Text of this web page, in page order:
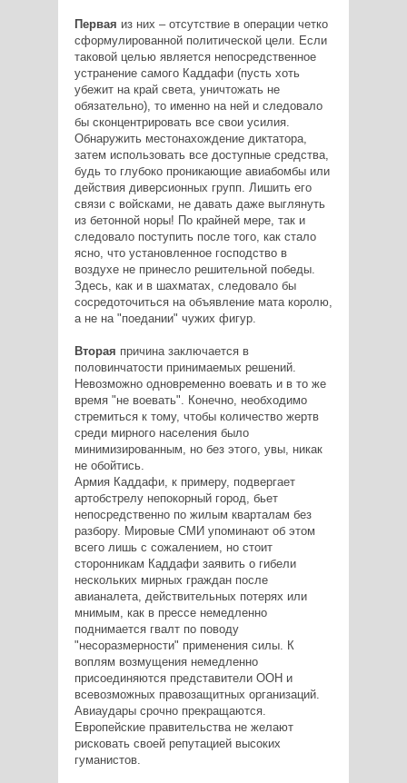
Первая из них – отсутствие в операции четко
сформулированной политической цели. Если
таковой целью является непосредственное
устранение самого Каддафи (пусть хоть
убежит на край света, уничтожать не
обязательно), то именно на ней и следовало
бы сконцентрировать все свои усилия.
Обнаружить местонахождение диктатора,
затем использовать все доступные средства,
будь то глубоко проникающие авиабомбы или
действия диверсионных групп. Лишить его
связи с войсками, не давать даже выглянуть
из бетонной норы! По крайней мере, так и
следовало поступить после того, как стало
ясно, что установленное господство в
воздухе не принесло решительной победы.
Здесь, как и в шахматах, следовало бы
сосредоточиться на объявление мата королю,
а не на "поедании" чужих фигур.
Вторая причина заключается в
половинчатости принимаемых решений.
Невозможно одновременно воевать и в то же
время "не воевать". Конечно, необходимо
стремиться к тому, чтобы количество жертв
среди мирного населения было
минимизированным, но без этого, увы, никак
не обойтись.
Армия Каддафи, к примеру, подвергает
артобстрелу непокорный город, бьет
непосредственно по жилым кварталам без
разбору. Мировые СМИ упоминают об этом
всего лишь с сожалением, но стоит
сторонникам Каддафи заявить о гибели
нескольких мирных граждан после
авианалета, действительных потерях или
мнимым, как в прессе немедленно
поднимается гвалт по поводу
"несоразмерности" применения силы. К
воплям возмущения немедленно
присоединяются представители ООН и
всевозможных правозащитных организаций.
Авиаудары срочно прекращаются.
Европейские правительства не желают
рисковать своей репутацией высоких
гуманистов.